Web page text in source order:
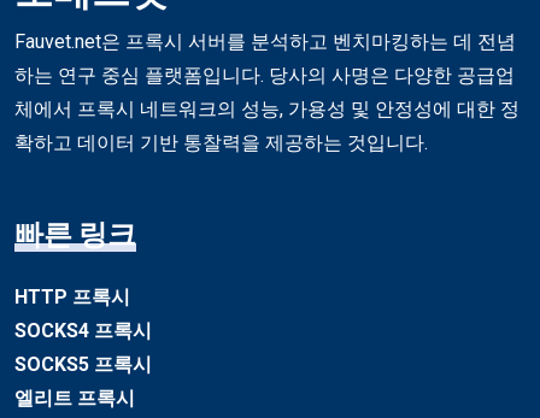
Fauvet.net은 프록시 서버를 분석하고 벤치마킹하는 데 전념
하는 연구 중심 플랫폼입니다. 당사의 사명은 다양한 공급업
체에서 프록시 네트워크의 성능, 가용성 및 안정성에 대한 정
확하고 데이터 기반 통찰력을 제공하는 것입니다.
빠른 링크
HTTP 프록시
SOCKS4 프록시
SOCKS5 프록시
엘리트 프록시